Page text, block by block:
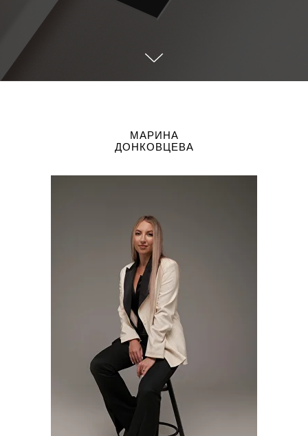
МАРИНА
ДОНКОВЦЕВА